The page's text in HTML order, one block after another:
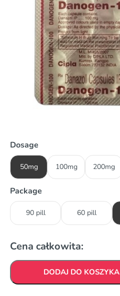
Dosage
50mg 100mg 200mg
Package
90 pill 60 pill
Cena całkowita:
DODAJ DO KOSZYKA